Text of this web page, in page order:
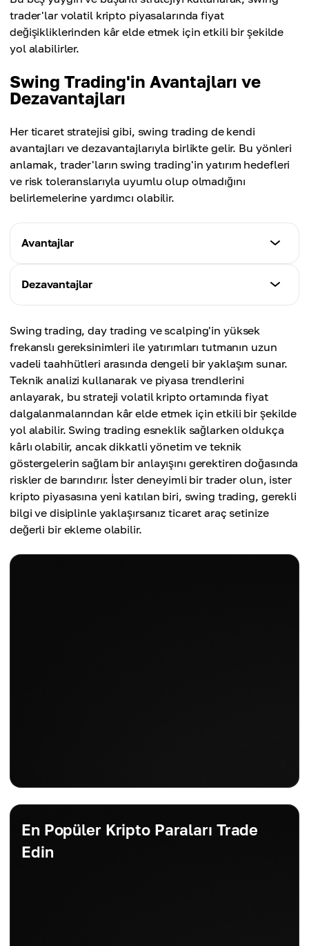
trader'lar volatil kripto piyasalarında fiyat
değişikliklerinden kâr elde etmek için etkili bir şekilde
yol alabilirler.
Swing Trading'in Avantajları ve
Dezavantajları
Her ticaret stratejisi gibi, swing trading de kendi
avantajları ve dezavantajlarıyla birlikte gelir. Bu yönleri
anlamak, trader'ların swing trading'in yatırım hedefleri
ve risk toleranslarıyla uyumlu olup olmadığını
belirlemelerine yardımcı olabilir.
Avantajlar
Karakteristikler
boyunca tutma imkanı sağlar, bu da sürekli piyasa
izleme ihtiyacı olmadan yüksek esneklik sunar.
Daha Az Zaman Bağlılığı:
Trader'ların piyasaları 24/7 izlemesine gerek yoktur,
bu da tam zamanlı saatler ticarete ayıramayanlar
için uygundur.
Yüksek Getiri Potansiyeli:
Önemli fiyat artışlarından yararlanarak, swing
trader'lar önemli karlar elde edebilirler.
Düşük Stres Seviyesi:
Pozisyonları daha uzun süre tutmak, trader'ların
duygusal yükünü azaltır.
Çeşitli Fırsatlar:
Dezavantajlar
Piyasa Volatilitesi:
Fiyat değişiklikleri kâr fırsatları yaratırken, aynı
zamanda önemli kayıpların riskini de artırır.
Teknik Bilgi Gereksinimi:
Başarılı swing trading, büyük ölçüde teknik analiz
ve çeşitli göstergelerin anlaşılmasına dayanır, bu da
yeni başlayanlar için zorlayıcı olabilir.
Gece ve Hafta Sonu Riskleri:
Pozisyonları gece veya hafta sonları tutmak,
trader'ları düzenli ticaret saatleri dışında
gerçekleşen haberler veya olaylar nedeniyle olası
boşluklara ve fiyat hareketlerine maruz bırakır.
Kaçırılan Fırsatlar:
Swing trader'lar, day trader'lar veya uzun vadeli
Swing trading, day trading ve scalping'in yüksek
frekanslı gereksinimleri ile yatırımları tutmanın uzun
vadeli taahhütleri arasında dengeli bir yaklaşım sunar.
Teknik analizi kullanarak ve piyasa trendlerini
anlayarak, bu strateji volatil kripto ortamında fiyat
dalgalanmalarından kâr elde etmek için etkili bir şekilde
yol alabilir. Swing trading esneklik sağlarken oldukça
kârlı olabilir, ancak dikkatli yönetim ve teknik
göstergelerin sağlam bir anlayışını gerektiren doğasında
riskler de barındırır. İster deneyimli bir trader olun, ister
kripto piyasasına yeni katılan biri, swing trading, gerekli
bilgi ve disiplinle yaklaşırsanız ticaret araç setinize
değerli bir ekleme olabilir.
En Popüler Kripto Paraları Trade
Edin